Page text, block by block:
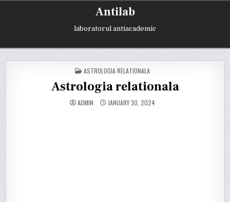
Antilab
laboratorul antiacademic
POSTED
IN
ASTROLOGIA RELATIONALA
Astrologia relationala
ADMIN JANUARY 30, 2024